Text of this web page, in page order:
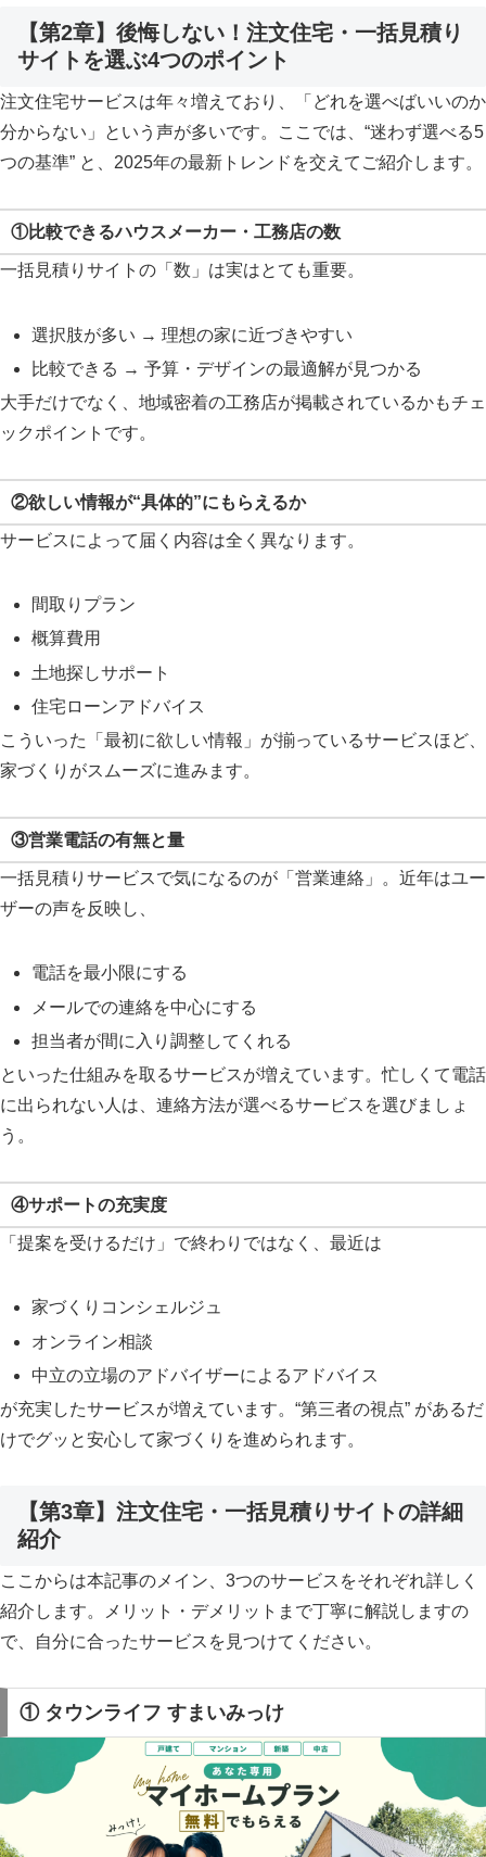
【第2章】後悔しない！注文住宅・一括見積り
サイトを選ぶ4つのポイント
注文住宅サービスは年々増えており、「どれを選べばいいのか
分からない」という声が多いです。ここでは、“迷わず選べる5
つの基準” と、2025年の最新トレンドを交えてご紹介します。
①比較できるハウスメーカー・工務店の数
一括見積りサイトの「数」は実はとても重要。
選択肢が多い → 理想の家に近づきやすい
比較できる → 予算・デザインの最適解が見つかる
大手だけでなく、地域密着の工務店が掲載されているかもチェ
ックポイントです。
②欲しい情報が“具体的”にもらえるか
サービスによって届く内容は全く異なります。
間取りプラン
概算費用
土地探しサポート
住宅ローンアドバイス
こういった「最初に欲しい情報」が揃っているサービスほど、
家づくりがスムーズに進みます。
③営業電話の有無と量
一括見積りサービスで気になるのが「営業連絡」。近年はユー
ザーの声を反映し、
電話を最小限にする
メールでの連絡を中心にする
担当者が間に入り調整してくれる
といった仕組みを取るサービスが増えています。忙しくて電話
に出られない人は、連絡方法が選べるサービスを選びましょ
う。
④サポートの充実度
「提案を受けるだけ」で終わりではなく、最近は
家づくりコンシェルジュ
オンライン相談
中立の立場のアドバイザーによるアドバイス
が充実したサービスが増えています。“第三者の視点” があるだ
けでグッと安心して家づくりを進められます。
【第3章】注文住宅・一括見積りサイトの詳細
紹介
ここからは本記事のメイン、3つのサービスをそれぞれ詳しく
紹介します。メリット・デメリットまで丁寧に解説しますの
で、自分に合ったサービスを見つけてください。
① タウンライフ すまいみっけ